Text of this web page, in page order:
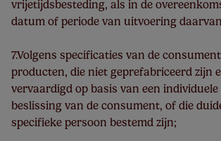
vrijetijdsbesteding, als in de
datum of periode van uitvoering
7.Volgens specificaties van de
producten, die niet geprefabriceerd zijn
vervaardigd op basis van een individuele
beslissing van de consument, of die
specifieke persoon bestemd zijn;